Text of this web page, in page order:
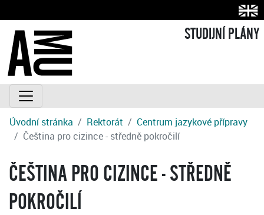
STUDIJNÍ PLÁNY
Úvodní stránka Rektorát
Centrum jazykové přípravy
Čeština pro cizince - středně pokročilí
ČEŠTINA PRO CIZINCE - STŘEDNĚ
POKROČILÍ